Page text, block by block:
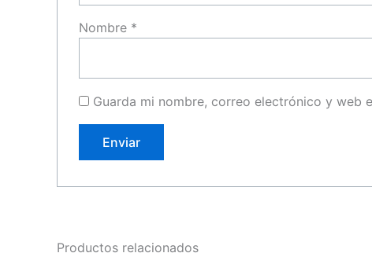
Nombre *
Guarda mi nombre, correo electrónico y web
Productos relacionados